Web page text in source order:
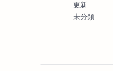
更新
未分類